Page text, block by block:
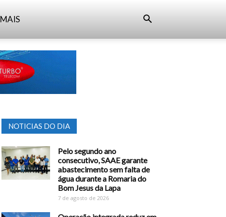
MAIS
NOTICIAS DO DIA
Pelo segundo ano
consecutivo, SAAE garante
abastecimento sem falta de
água durante a Romaria do
Bom Jesus da Lapa
7 de agosto de 2026